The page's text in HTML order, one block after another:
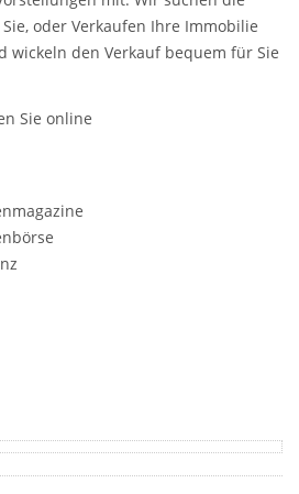
oder Verkaufen Ihre Immobilie
wickeln den Verkauf bequem für Sie
Sie online